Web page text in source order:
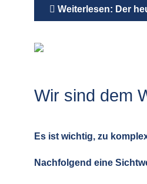
Weiterlesen: Der
Wir sind dem
Es ist wichtig, zu
Nachfolgend eine